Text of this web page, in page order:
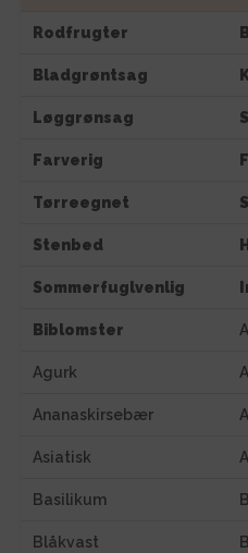
Rodfrugter
Bladgrøntsag
Løggrønsag
Farverig
Tørreegnet
Stenbed
Sommerfuglvenlig
Biblomster
Agurk
Ananaskirsebær
Asiatisk
Basilikum
Blåkvast